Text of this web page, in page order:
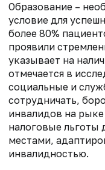
Образование –
условие для
более 80%
проявили
указывает на
отмечается в
социальные и
сотрудничать,
инвалидов на
налоговые льготы
местами,
инвалидностью.